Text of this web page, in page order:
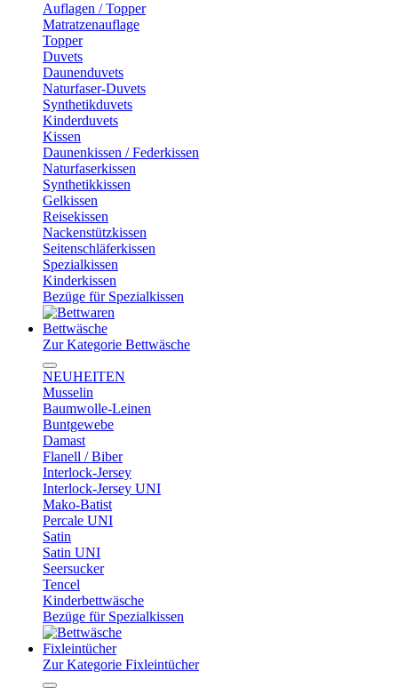
Auflagen / Topper
Matratzenauflage
Topper
Duvets
Daunenduvets
Naturfaser-Duvets
Synthetikduvets
Kinderduvets
Kissen
Daunenkissen / Federkissen
Naturfaserkissen
Synthetikkissen
Gelkissen
Reisekissen
Nackenstützkissen
Seitenschläferkissen
Spezialkissen
Kinderkissen
Bezüge für Spezialkissen
Bettwäsche
Zur Kategorie Bettwäsche
NEUHEITEN
Musselin
Baumwolle-Leinen
Buntgewebe
Damast
Flanell / Biber
Interlock-Jersey
Interlock-Jersey UNI
Mako-Batist
Percale UNI
Satin
Satin UNI
Seersucker
Tencel
Kinderbettwäsche
Bezüge für Spezialkissen
Fixleintücher
Zur Kategorie Fixleintücher